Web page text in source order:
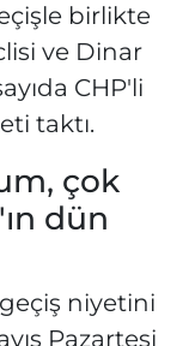
birlikte
ve Dinar
CHP'li
taktı.
çok
dün
niyetini
Pazartesi